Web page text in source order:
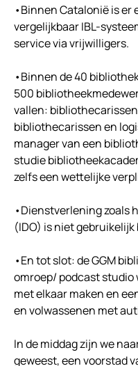
•Binnen Catalonië is er
vergelijkbaar IBL-
service via vrijwilligers.
•Binnen de 40
500
vallen:
bibliothecarissen en
manager van een
studie
zelfs een wettelijke
•Dienstverlening zoals
(IDO) is niet
•En tot slot: de GGM
omroep/ podcast
met elkaar maken en
en volwassenen met
In de middag zijn we
geweest, een voorstad